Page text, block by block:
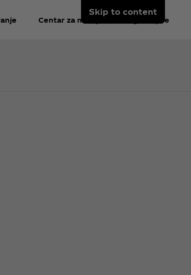
Skip to content
Centar za medije Registruj se